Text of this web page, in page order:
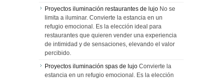
Proyectos iluminación restaurantes de lujo No se
limita a iluminar. Convierte la estancia en un
refugio emocional. Es la elección ideal para
restaurantes que quieren vender una experiencia
de intimidad y de sensaciones, elevando el valor
percibido.
Proyectos iluminación spas de lujo Convierte la
estancia en un refugio emocional. Es la elección